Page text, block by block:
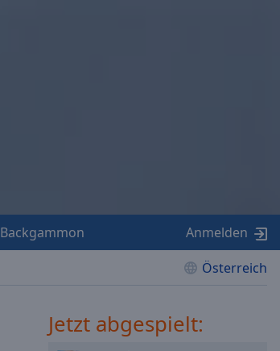
Österreich
Backgammon Anmelden
Jetzt abgespielt: